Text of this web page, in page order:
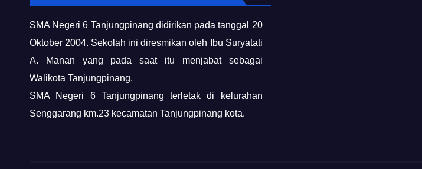
SMA Negeri 6 Tanjungpinang didirikan pada tanggal 20
Oktober 2004. Sekolah ini diresmikan oleh Ibu Suryatati
A. Manan yang pada saat itu menjabat sebagai
Walikota Tanjungpinang.
SMA Negeri 6 Tanjungpinang terletak di kelurahan
Senggarang km.23 kecamatan Tanjungpinang kota.